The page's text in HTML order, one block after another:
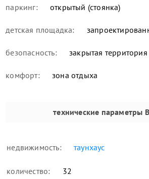
паркинг: открытый (стоянка)
детская площадка:
безопасность: закрытая территория
комфорт: зона отдыха
технические параметры
недвижимость: таунхаус
количество: 32